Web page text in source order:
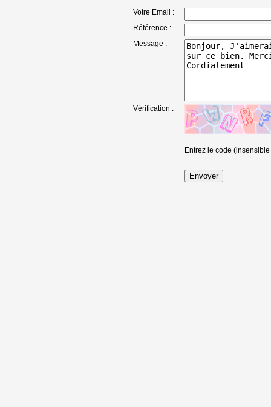
Votre Email :
Référence :
Message :
Vérification :
Entrez le code